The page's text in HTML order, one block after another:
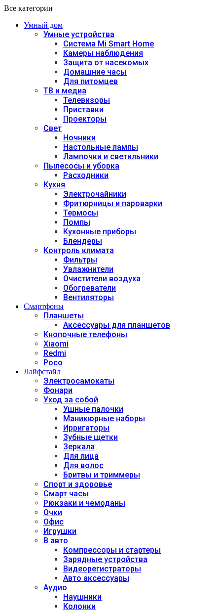
Все категории
Умный дом
Умные устройства
Система Mi Smart Home
Камеры наблюдения
Защита от насекомых
Домашние часы
Для питомцев
ТВ и медиа
Телевизоры
Приставки
Проекторы
Свет
Ночники
Настольные лампы
Лампочки и светильники
Пылесосы и уборка
Расходники
Кухня
Электрочайники
Фритюрницы и пароварки
Термосы
Помпы
Кухонные приборы
Блендеры
Контроль климата
Фильтры
Увлажнители
Очистители воздуха
Обогреватели
Вентиляторы
Смартфоны
Планшеты
Аксессуары для планшетов
Кнопочные телефоны
Xiaomi
Redmi
Poco
Лайфстайл
Электросамокаты
Фонари
Уход за собой
Ушные палочки
Маникюрные наборы
Ирригаторы
Зубные щетки
Зеркала
Для лица
Для волос
Бритвы и триммеры
Спорт и здоровье
Смарт часы
Рюкзаки и чемоданы
Очки
Офис
Игрушки
В авто
Компрессоры и стартеры
Зарядные устройства
Видеорегистраторы
Авто аксессуары
Аудио
Наушники
Колонки